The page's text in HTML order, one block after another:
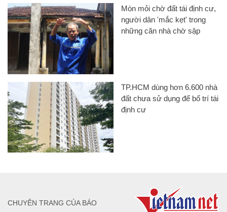
Mòn mỏi chờ đất tái định cư,
người dân 'mắc kẹt' trong
những căn nhà chờ sập
TP.HCM dùng hơn 6.600 nhà
đất chưa sử dụng để bố trí tái
định cư
CHUYÊN TRANG CỦA BÁO